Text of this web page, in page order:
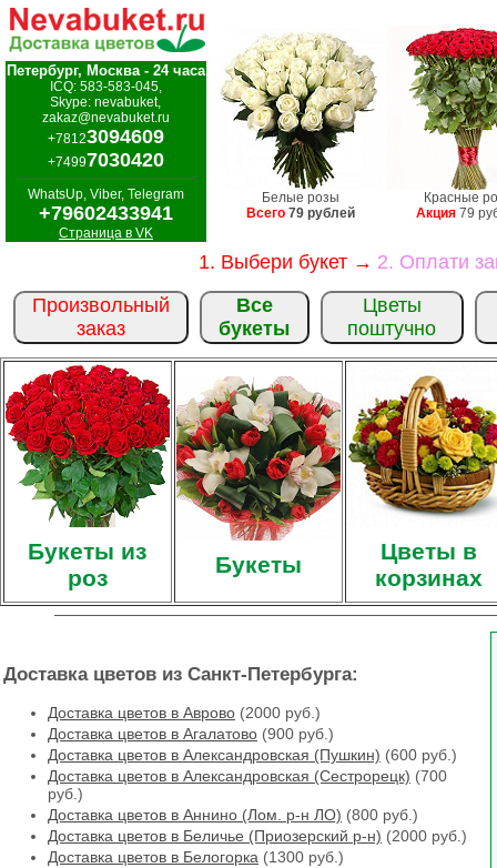
Петербург, Москва - 24 часа
ICQ: 583-583-045,
Skype: nevabuket,
zakaz@nevabuket.ru
+78123094609
+74997030420
WhatsUp, Viber, Telegram
+79602433941
Страница в VK
Белые розы
Всего 79 рублей
Красные
Акция 79
1. Выбери букет → 2. Оплати
Произвольный
заказ
Все
букеты
Цветы
поштучно
Букеты из
роз
Букеты
Цветы в
корзинах
Доставка цветов из Санкт-Петербурга:
Доставка цветов в Аврово (2000 руб.)
Доставка цветов в Агалатово (900 руб.)
Доставка цветов в Александровская (Пушкин) (600 руб.)
Доставка цветов в Александровская (Сестрорецк) (700
руб.)
Доставка цветов в Аннино (Лом. р-н ЛО) (800 руб.)
Доставка цветов в Беличье (Приозерский р-н) (2000 руб.)
Доставка цветов в Белогорка (1300 руб.)